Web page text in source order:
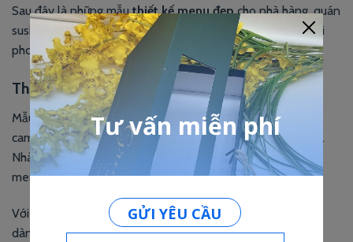
Sau đây là những mẫuthiết kế menu đẹpcho nhà hàng, quán
sushi, quán trà sữa, quán kem, quán cafe… được thiết kế với
phong cách mới lạ bởi In Nhanh KPrint.
Thiết kế menu theo tông màu nóng:
Mẫu thực đơn này được thiết kế theo tông màu chủ đạo là
cam nóng, giúp kích thích cảm giác thèm ăn của thực khách.
Nhà hàng không có quá nhiều món, nên họ quyết định in
menu dạng A3 gấp đôi thành A4, bồi dày 2 lớp.
Với mô hình kinh doanh cafe, trà sữa và những món mới lạ
dành cho teen. Chúng tôi đã lựa chọn thiết kế theo phong